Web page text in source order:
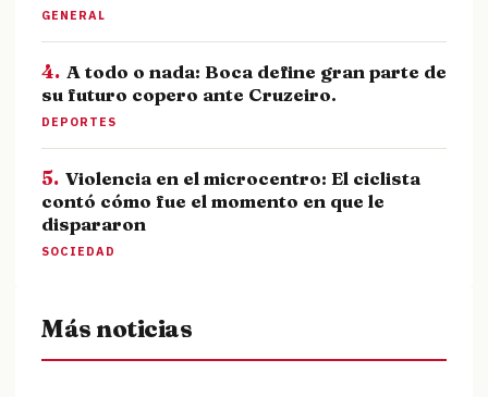
GENERAL
4. A todo o nada: Boca define gran parte de
su futuro copero ante Cruzeiro.
DEPORTES
5. Violencia en el microcentro: El ciclista
contó cómo fue el momento en que le
dispararon
SOCIEDAD
Más noticias